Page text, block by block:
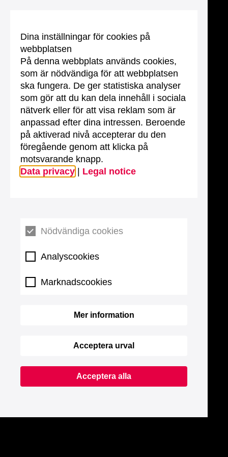
Dina inställningar för cookies på
webbplatsen
På denna webbplats används cookies,
som är nödvändiga för att webbplatsen
ska fungera. De ger statistiska analyser
som gör att du kan dela innehåll i sociala
nätverk eller för att visa reklam som är
anpassad efter dina intressen. Beroende
på aktiverad nivå accepterar du den
föregående genom att klicka på
motsvarande knapp.
Data privacy
Legal notice
Nödvändiga cookies
Analyscookies
Marknadscookies
Mer information
Acceptera urval
Acceptera alla